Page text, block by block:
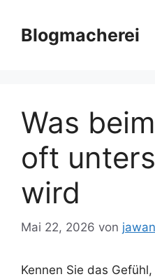
Inhalt
springen
Blogmacherei
Was
oft
wird
Mai 22, 2026 von
Kennen Sie das